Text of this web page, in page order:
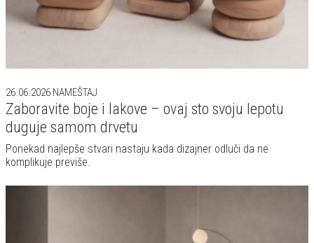
26.06.2026 NAMEŠTAJ
Zaboravite boje i lakove – ovaj sto svoju lepotu
duguje samom drvetu
Ponekad najlepše stvari nastaju kada dizajner odluči da ne
komplikuje previše.